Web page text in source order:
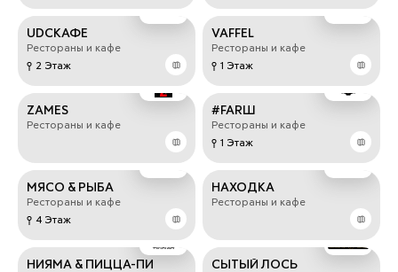
UDCКАФЕ
Рестораны и кафе
2 Этаж
VAFFEL
Рестораны и кафе
1 Этаж
ZAMES
Рестораны и кафе
#FARШ
Рестораны и кафе
1 Этаж
МЯСО & РЫБА
Рестораны и кафе
4 Этаж
НАХОДКА
Рестораны и кафе
НИЯМА & ПИЦЦА-ПИ СЫТЫЙ ЛОСЬ